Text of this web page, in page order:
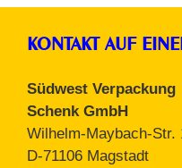
KONTAKT AUF
Südwest Verpackung
Schenk GmbH
Wilhelm-Maybach-Str.
D-71106 Magstadt